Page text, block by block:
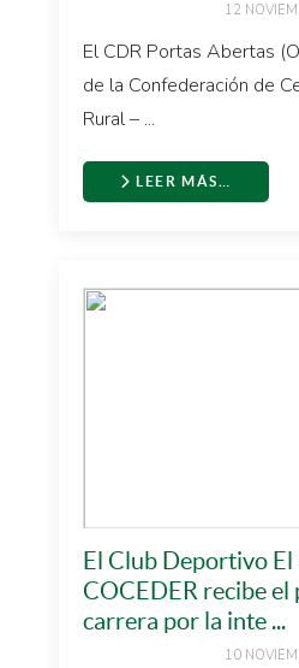
12
El CDR Portas Abertas
de la Confederación de
Rural – ...
LEER MÁS…
El Club Deportivo El
COCEDER recibe el
carrera por la inte ...
10